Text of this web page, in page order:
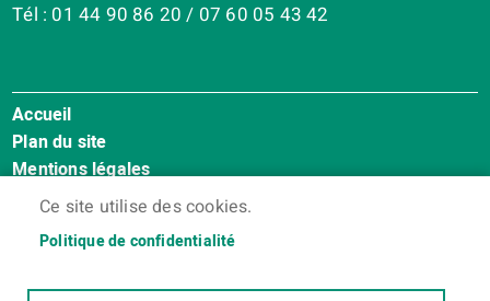
Ce site utilise des cookies.
Politique de confidentialité
Tél : 01 44 90 86 20 / 07 60 05 43 42
Menu
Pied
de
page
Accueil
Plan du site
Mentions légales
Accessibilité : Non conforme
Contact